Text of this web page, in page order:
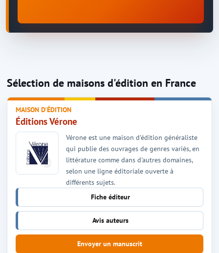
Sélection de maisons d'édition en France
MAISON D'ÉDITION
Éditions Vérone
Vérone est une maison d'édition généraliste
qui publie des ouvrages de genres variés, en
littérature comme dans d'autres domaines,
selon une ligne éditoriale ouverte à
différents sujets.
Fiche éditeur
Avis auteurs
Envoyer un manuscrit